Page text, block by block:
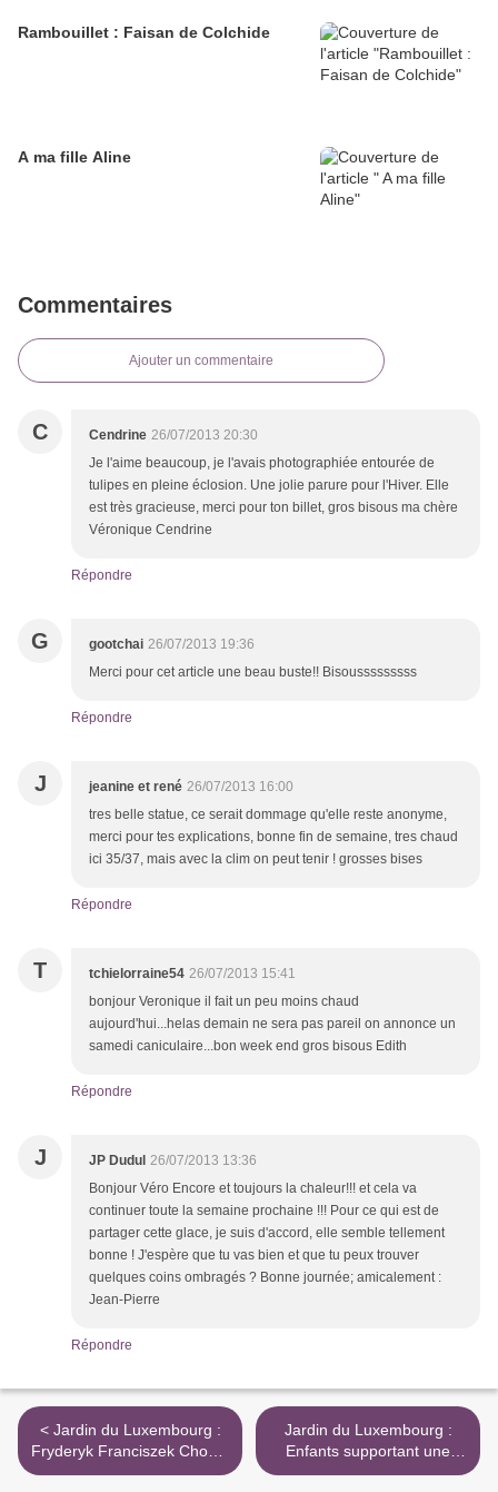
Rambouillet : Faisan de Colchide
A ma fille Aline
Commentaires
Ajouter un commentaire
C Cendrine 26/07/2013 20:30
Je l'aime beaucoup, je l'avais photographiée entourée de
tulipes en pleine éclosion. Une jolie parure pour l'Hiver. Elle
est très gracieuse, merci pour ton billet, gros bisous ma chère
Véronique Cendrine
Répondre
G gootchai 26/07/2013 19:36
Merci pour cet article une beau buste!! Bisousssssssss
Répondre
J jeanine et rené 26/07/2013 16:00
tres belle statue, ce serait dommage qu'elle reste anonyme,
merci pour tes explications, bonne fin de semaine, tres chaud
ici 35/37, mais avec la clim on peut tenir ! grosses bises
Répondre
T tchielorraine54 26/07/2013 15:41
bonjour Veronique il fait un peu moins chaud
aujourd'hui...helas demain ne sera pas pareil on annonce un
samedi caniculaire...bon week end gros bisous Edith
Répondre
J JP Dudul 26/07/2013 13:36
Bonjour Véro Encore et toujours la chaleur!!! et cela va
continuer toute la semaine prochaine !!! Pour ce qui est de
partager cette glace, je suis d'accord, elle semble tellement
bonne ! J'espère que tu vas bien et que tu peux trouver
quelques coins ombragés ? Bonne journée; amicalement :
Jean-Pierre
Répondre
< Jardin du Luxembourg :
Fryderyk Franciszek Chopin
(Statue de Georges
Jardin du Luxembourg :
Enfants supportant une
vasque >